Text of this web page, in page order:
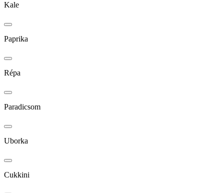
Kale
Paprika
Répa
Paradicsom
Uborka
Cukkini